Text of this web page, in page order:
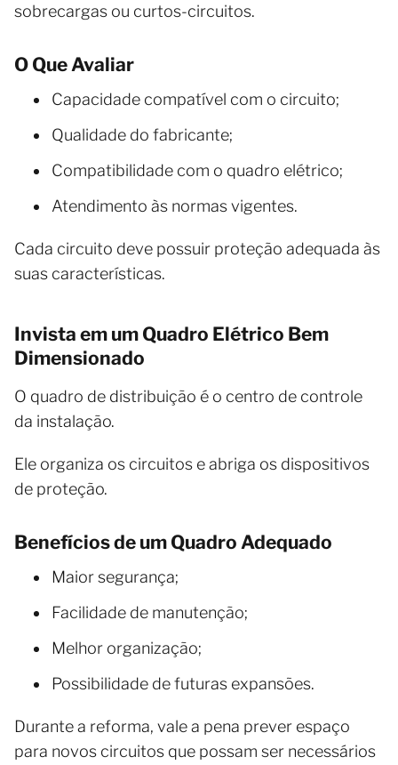
sobrecargas ou curtos-circuitos.
O Que Avaliar
Capacidade compatível com o circuito;
Qualidade do fabricante;
Compatibilidade com o quadro elétrico;
Atendimento às normas vigentes.
Cada circuito deve possuir proteção adequada às
suas características.
Invista em um Quadro Elétrico Bem
Dimensionado
O quadro de distribuição é o centro de controle
da instalação.
Ele organiza os circuitos e abriga os dispositivos
de proteção.
Benefícios de um Quadro Adequado
Maior segurança;
Facilidade de manutenção;
Melhor organização;
Possibilidade de futuras expansões.
Durante a reforma, vale a pena prever espaço
para novos circuitos que possam ser necessários